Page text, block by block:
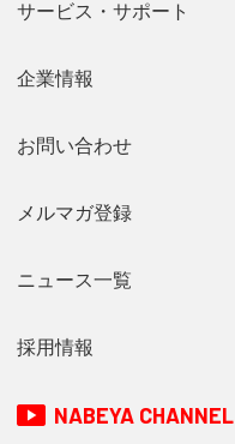
サービス・サポート
企業情報
お問い合わせ
メルマガ登録
ニュース一覧
採用情報
NABEYA CHANNEL